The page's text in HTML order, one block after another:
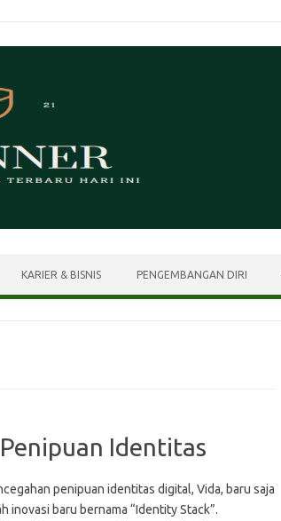
KARIER & BISNIS PENGEMBANGAN DIRI
Identitas
penipuan identitas digital, Vida, baru saja
inovasi baru bernama “Identity Stack”.